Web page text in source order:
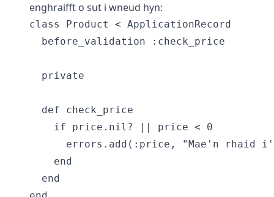
enghraifft o sut i wneud hyn:
class Product < ApplicationRecord
  before_validation :check_price
  private
  def check_price
    if price.nil? || price < 0
errors.add(:price, "Mae'n rhaid
    end
  end